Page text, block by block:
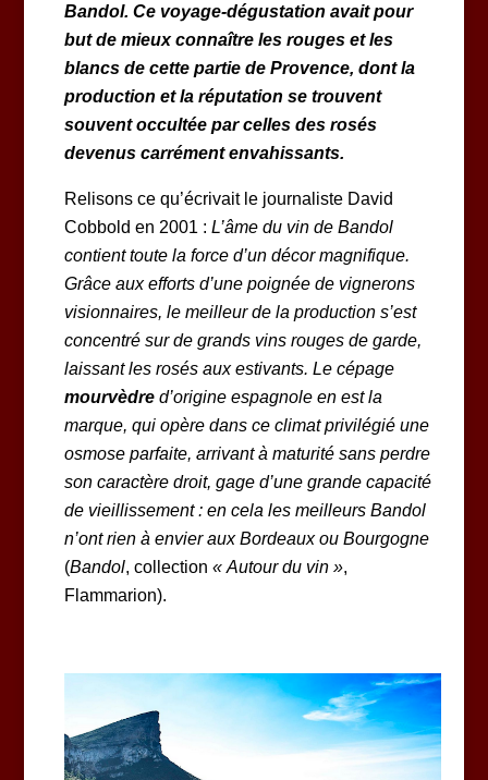
Bandol. Ce voyage-dégustation avait pour
but de mieux connaître les rouges et les
blancs de cette partie de Provence, dont la
production et la réputation se trouvent
souvent occultée par celles des rosés
devenus carrément envahissants.
Relisons ce qu’écrivait le journaliste David
Cobbold en 2001 : L’âme du vin de Bandol
contient toute la force d’un décor magnifique.
Grâce aux efforts d’une poignée de vignerons
visionnaires, le meilleur de la production s’est
concentré sur de grands vins rouges de garde,
laissant les rosés aux estivants. Le cépage
mourvèdred’origine espagnole en est la
marque, qui opère dans ce climat privilégié une
osmose parfaite, arrivant à maturité sans perdre
son caractère droit, gage d’une grande capacité
de vieillissement : en cela les meilleurs Bandol
n’ont rien à envier aux Bordeaux ou Bourgogne
(Bandol, collection « Autour du vin »,
Flammarion).